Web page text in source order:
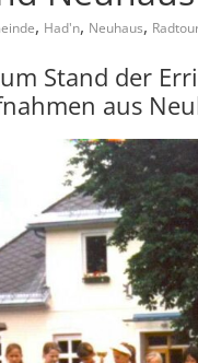
, Had'n, Neuhaus,
Stand der
aus